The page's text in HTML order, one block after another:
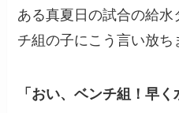
ある真夏日の試合の給
チ組の子にこう言い放ち
「おい、ベンチ組！早く